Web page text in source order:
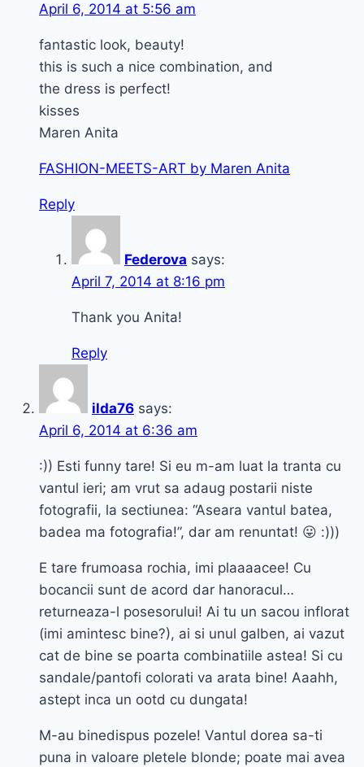
April 6, 2014 at 5:56 am
fantastic look, beauty!
this is such a nice combination, and
the dress is perfect!
kisses
Maren Anita
FASHION-MEETS-ART by Maren Anita
Reply
Federova says:
April 7, 2014 at 8:16 pm
Thank you Anita!
Reply
ilda76 says:
April 6, 2014 at 6:36 am
:)) Esti funny tare! Si eu m-am luat la tranta cu
vantul ieri; am vrut sa adaug postarii niste
fotografii, la sectiunea: “Aseara vantul batea,
badea ma fotografia!”, dar am renuntat! 😛 :)))
E tare frumoasa rochia, imi plaaaacee! Cu
bocancii sunt de acord dar hanoracul…
returneaza-l posesorului! Ai tu un sacou inflorat
(imi amintesc bine?), ai si unul galben, ai vazut
cat de bine se poarta combinatiile astea! Si cu
sandale/pantofi colorati va arata bine! Aaahh,
astept inca un ootd cu dungata!
M-au binedispus pozele! Vantul dorea sa-ti
puna in valoare pletele blonde; poate mai avea